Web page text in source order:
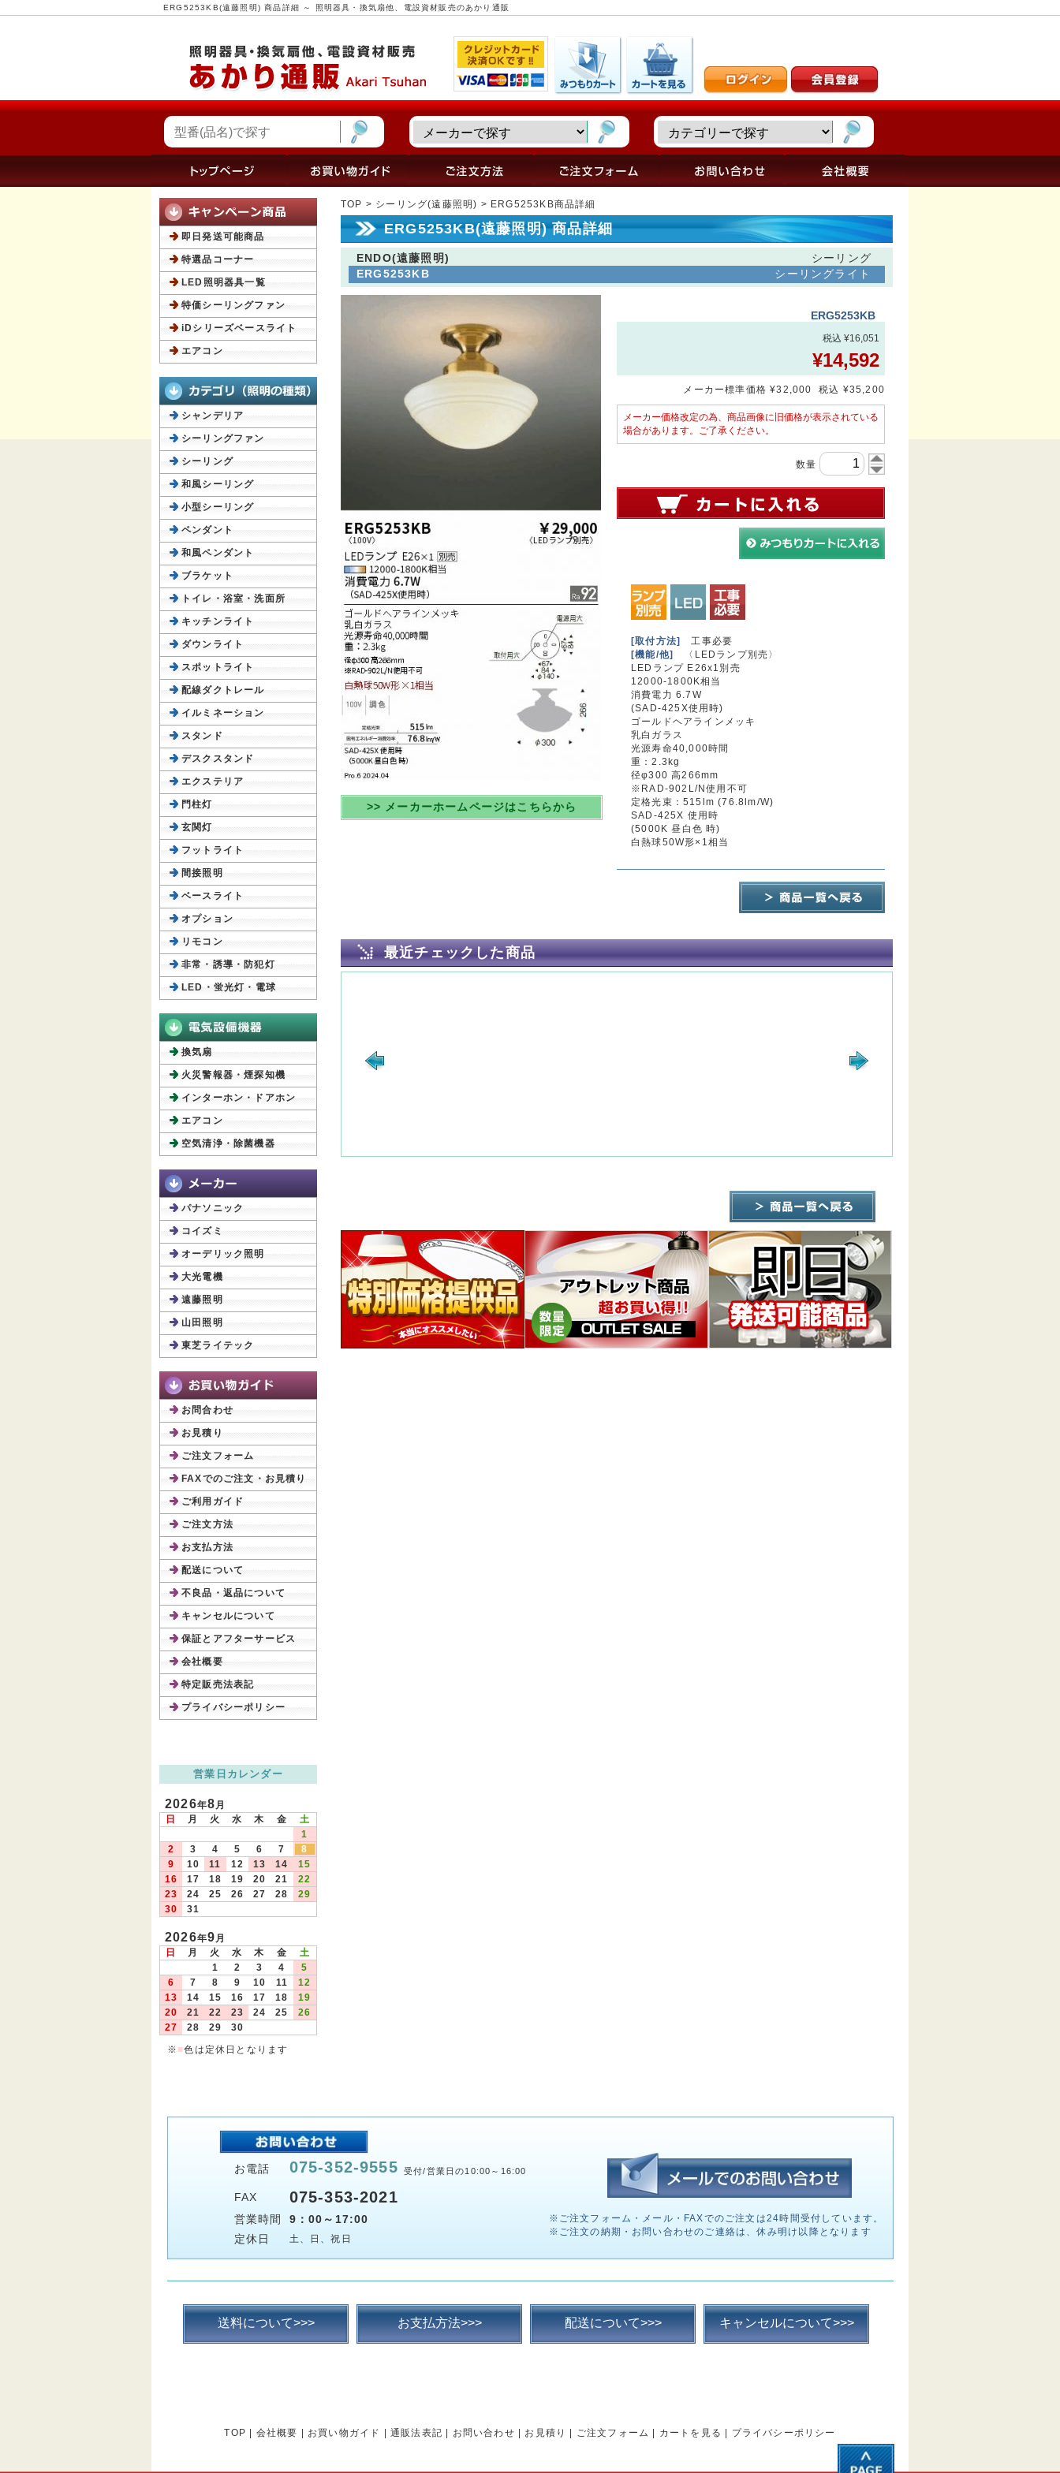
ERG5253KB(遠藤照明) 商品詳細 ～ 照明器具・換気扇他、電設資材販売のあかり通販
TOP > シーリング(遠藤照明) > ERG5253KB商品詳細
ERG5253KB(遠藤照明) 商品詳細
ENDO(遠藤照明)
シーリング
ERG5253KB
シーリングライト
>> メーカーホームページはこちらから
ERG5253KB
税込 ¥16,051
¥14,592
メーカー標準価格 ¥32,000 税込 ¥35,200
メーカー価格改定の為、商品画像に旧価格が表示されている
場合があります。ご了承ください。
数量
[取付方法]
工事必要
[機能/他]
〈LEDランプ別売〉
LEDランプ E26x1別売
12000-1800K相当
消費電力 6.7W
(SAD-425X使用時)
ゴールドヘアラインメッキ
乳白ガラス
光源寿命40,000時間
重：2.3kg
径φ300 高266mm
※RAD-902L/N使用不可
定格光束：515lm (76.8lm/W)
SAD-425X 使用時
(5000K 昼白色 時)
白熱球50W形×1相当
最近チェックした商品
即日発送可能商品
特選品コーナー
LED照明器具一覧
特価シーリングファン
iDシリーズベースライト
エアコン
シャンデリア
シーリングファン
シーリング
和風シーリング
小型シーリング
ペンダント
和風ペンダント
ブラケット
トイレ・浴室・洗面所
キッチンライト
ダウンライト
スポットライト
配線ダクトレール
イルミネーション
スタンド
デスクスタンド
エクステリア
門柱灯
玄関灯
フットライト
間接照明
ベースライト
オプション
リモコン
非常・誘導・防犯灯
LED・蛍光灯・電球
換気扇
火災警報器・煙探知機
インターホン・ドアホン
エアコン
空気清浄・除菌機器
パナソニック
コイズミ
オーデリック照明
大光電機
遠藤照明
山田照明
東芝ライテック
お問合わせ
お見積り
ご注文フォーム
FAXでのご注文・お見積り
ご利用ガイド
ご注文方法
お支払方法
配送について
不良品・返品について
キャンセルについて
保証とアフターサービス
会社概要
特定販売法表記
プライバシーポリシー
営業日カレンダー
2026年8月
日
月 火 水 木 金
土
1
2
3 4 5 6 7
8
9
10 11 12 13 14
15
16
17 18 19 20 21
22
23
24 25 26 27 28
29
30
31
2026年9月
日
月 火 水 木 金
土
1
2 3 4
5
6
7 8 9 10 11
12
13
14 15 16 17 18
19
20
21 22 23 24 25
26
27
28 29
30
※ ■色は定休日となります
お電話 075-352-9555 受付/営業日の10:00～16:00
FAX 075-353-2021
営業時間
9：00～17:00
定休日
土、日、祝日
※ご注文フォーム・メール・FAXでのご注文は24時間受付しています。
※ご注文の納期・お問い合わせのご連絡は、休み明け以降となります
送料について>>> お支払方法>>> 配送について>>> キャンセルについて>>>
TOP 会社概要 お買い物ガイド 通販法表記 お問い合わせ お見積り ご注文フォーム カートを見る プライバシーポリシー